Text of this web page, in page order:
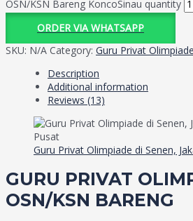
OSN/KSN Bareng KoncoSinau quantity
ORDER VIA WHATSAPP
SKU: N/A Category: Guru Privat Olimpiade
Description
Additional information
Reviews (13)
Guru Privat Olimpiade di Senen,
GURU PRIVAT
OSN/KSN BARENG